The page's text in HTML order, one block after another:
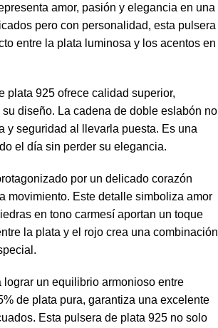
amor, pasión y elegancia en una
pero con personalidad, esta pulsera
entre la plata luminosa y los acentos en
plata 925 ofrece calidad superior,
diseño. La cadena de doble eslabón no
y seguridad al llevarla puesta. Es una
el día sin perder su elegancia.
por un delicado corazón
movimiento. Este detalle simboliza amor
en tono carmesí aportan un toque
la plata y el rojo crea una combinación
un equilibrio armonioso entre
de plata pura, garantiza una excelente
Esta pulsera de plata 925 no solo